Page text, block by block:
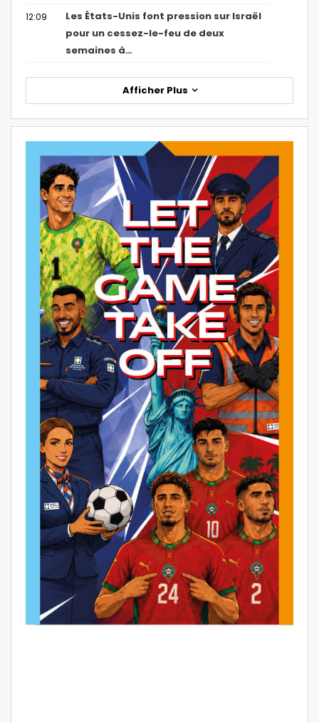
12:09
Les États-Unis font pression sur Israël
pour un cessez-le-feu de deux
semaines à…
Afficher Plus